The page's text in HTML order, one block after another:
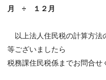
月 ÷ １２月
以上法人住民税の計算方法
等ございましたら
税務課住民税係までお問合せ